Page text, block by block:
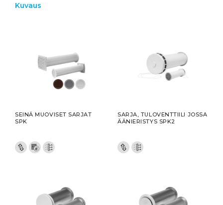
Kuvaus
SEINÄ MUOVISET SARJAT
SPK
SARJA, TULOVENTTIILI JOSSA
ÄÄNIERISTYS SPK2